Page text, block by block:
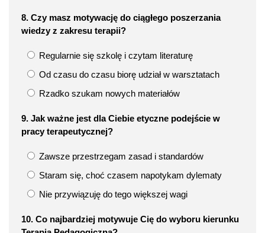
8. Czy masz motywację do ciągłego poszerzania
wiedzy z zakresu terapii?
Regularnie się szkolę i czytam literaturę
Od czasu do czasu biorę udział w warsztatach
Rzadko szukam nowych materiałów
9. Jak ważne jest dla Ciebie etyczne podejście w
pracy terapeutycznej?
Zawsze przestrzegam zasad i standardów
Staram się, choć czasem napotykam dylematy
Nie przywiązuję do tego większej wagi
10. Co najbardziej motywuje Cię do wyboru kierunku